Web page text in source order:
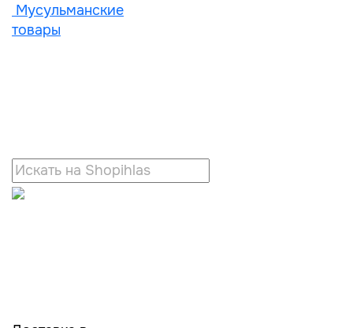
Мусульманские
товары